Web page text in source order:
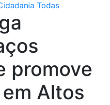
Todas
promove
Altos